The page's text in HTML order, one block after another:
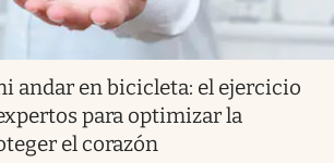
andar en bicicleta: el ejercicio
para optimizar la
el corazón